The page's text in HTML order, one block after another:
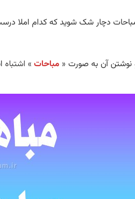
دچار شک شوید که کدام املا
آن به صورت « مباحات» اشتباه